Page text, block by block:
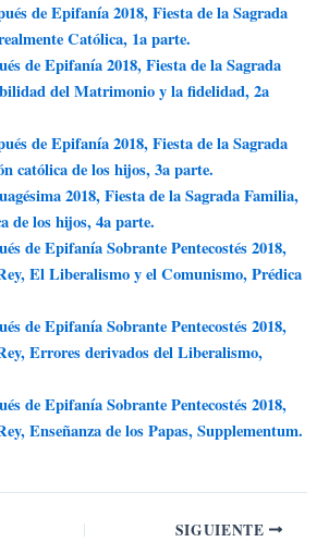
de Epifanía 2018, Fiesta de la Sagrada
Católica, 1a parte.
de Epifanía 2018, Fiesta de la Sagrada
del Matrimonio y la fidelidad, 2a
de Epifanía 2018, Fiesta de la Sagrada
católica de los hijos, 3a parte.
2018, Fiesta de la Sagrada Familia,
de los hijos, 4a parte.
de Epifanía Sobrante Pentecostés 2018,
El Liberalismo y el Comunismo, Prédica
de Epifanía Sobrante Pentecostés 2018,
Errores derivados del Liberalismo,
de Epifanía Sobrante Pentecostés 2018,
Enseñanza de los Papas, Supplementum.
SIGUIENTE